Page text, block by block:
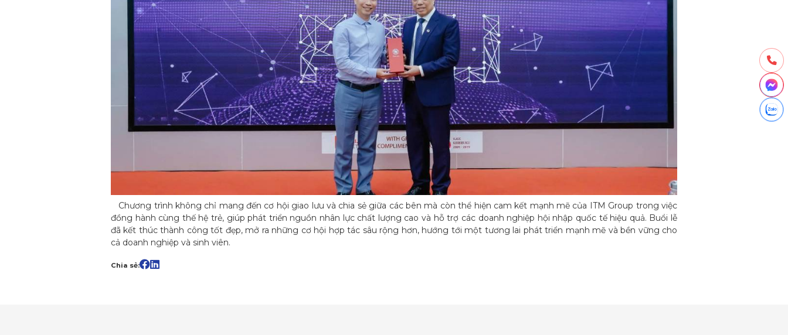
Chương trình không chỉ mang đến cơ hội giao lưu và chia sẻ giữa các bên mà còn thể hiện cam kết mạnh mẽ của ITM Group trong việc
đồng hành cùng thế hệ trẻ, giúp phát triển nguồn nhân lực chất lượng cao và hỗ trợ các doanh nghiệp hội nhập quốc tế hiệu quả. Buổi lễ
đã kết thúc thành công tốt đẹp, mở ra những cơ hội hợp tác sâu rộng hơn, hướng tới một tương lai phát triển mạnh mẽ và bền vững cho
cả doanh nghiệp và sinh viên.
Chia sẻ: